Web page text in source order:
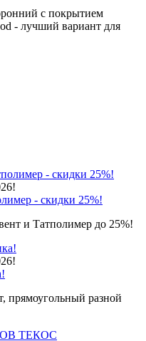
с покрытием
- лучший вариант для
- скидки 25%!
и Татполимер до 25%!
прямоугольный разной